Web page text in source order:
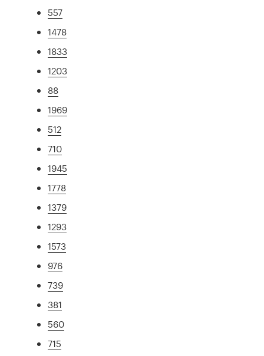
557
1478
1833
1203
88
1969
512
710
1945
1778
1379
1293
1573
976
739
381
560
715